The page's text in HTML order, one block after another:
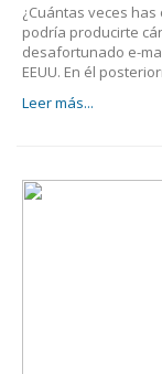
¿Cuántas veces
podría producirte
desafortunado e-
EEUU. En él
Leer más...